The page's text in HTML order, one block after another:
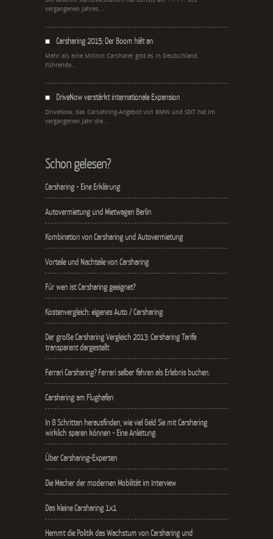
vergangenen Jahres...
Carsharing 2015: Der Boom hält an
Mehr als eine Million Carsharer gibt es in Deutschland.
Führende...
DriveNow verstärkt internationale Expansion
DriveNow, das Carsahring-Angebot von BMW und SIXT hat im
vergangenen Jahr die...
Schon gelesen?
Carsharing - Eine Erklärung
Autovermietung und Mietwagen Berlin
Kombination von Carsharing und Autovermietung
Vorteile und Nachteile von Carsharing
Für wen ist Carsharing geeignet?
Kostenvergleich: eigenes Auto / Carsharing
Der große Carsharing Vergleich 2013: Carsharing Tarife
transparent dargestellt
Ferrari Carsharing? Ferrari selber fahren als Erlebnis buchen.
Carsharing am Flughafen
In 8 Schritten herausfinden, wie viel Geld Sie mit Carsharing
wirklich sparen können - Eine Anleitung
Über Carsharing-Experten
Die Macher der modernen Mobilität im Interview
Das kleine Carsharing 1x1
Hemmt die Politik das Wachstum von Carsharing und